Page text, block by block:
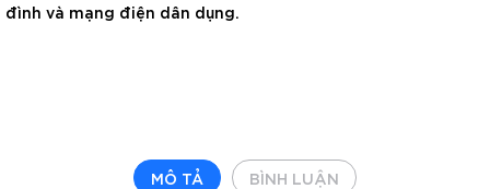
đình và mạng điện dân dụng.
MÔ TẢ BÌNH LUẬN